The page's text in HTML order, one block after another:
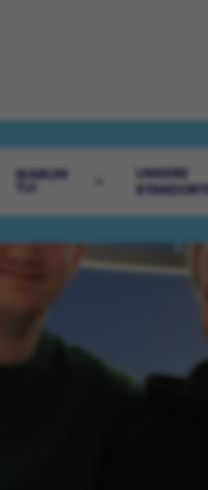
WARUM
STANDORTE